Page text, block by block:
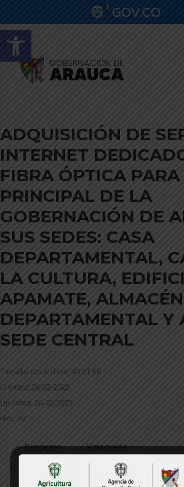
Abrir barra de herramientas
ADQUISICIÓN DE
INTERNET
FIBRA ÓPTICA PARA
PRINCIPAL DE LA
GOBERNACIÓN DE
SUS SEDES: CASA
DEPARTAMENTAL,
LA CULTURA,
APAMATE, ALMACÉN
DEPARTAMENTAL Y
SEDE CENTRAL
Tamaño del archivo: 49.81 KB
Created: 26-02-2025
Updated: 26-02-2025
Hits: 33
Descargar Vista previa